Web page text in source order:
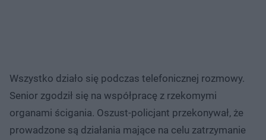
Wszystko działo się podczas telefonicznej rozmowy.
Senior zgodził się na współpracę z rzekomymi
organami ścigania. Oszust-policjant przekonywał, że
prowadzone są działania mające na celu zatrzymanie